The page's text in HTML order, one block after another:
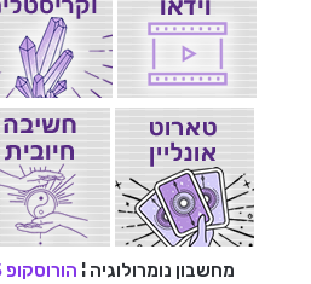
מחשבון נומרולוגיה ¦ הורוסקופ 2025